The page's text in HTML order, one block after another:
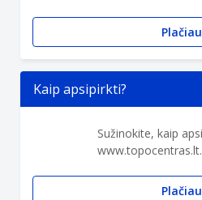
Plačiau
Kaip apsipirkti?
Sužinokite, kaip
www.topocentras.lt.
Plačiau